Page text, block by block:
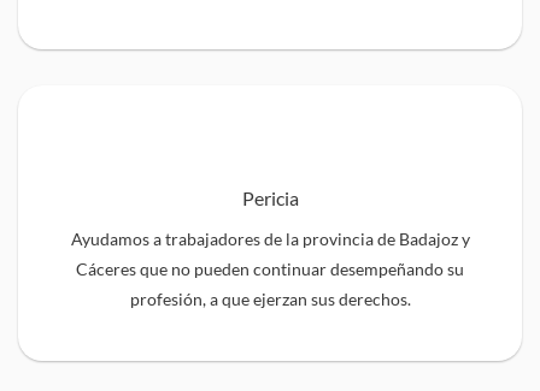
Pericia
Ayudamos a trabajadores de la provincia de Badajoz y
Cáceres que no pueden continuar desempeñando su
profesión, a que ejerzan sus derechos.